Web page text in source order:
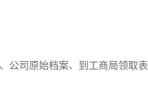
公司原始档案、到工商局领取